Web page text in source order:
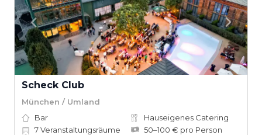
Scheck Club
München / Umland
Bar
Hauseigenes Catering
7Veranstaltungsräume
50–100 € pro Person